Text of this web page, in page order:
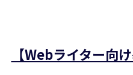
【Webライター向